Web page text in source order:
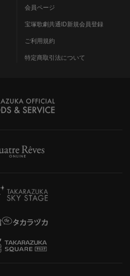
会員ページ
宝塚歌劇共通ID新規会員登録
ご利用規約
特定商取引法について